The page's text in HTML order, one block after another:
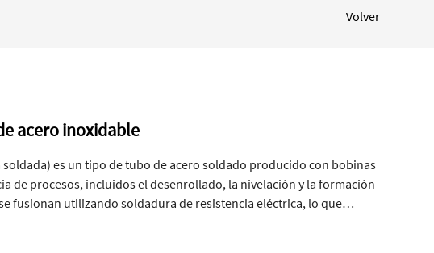
Volver
acero inoxidable
es un tipo de tubo de acero soldado producido con bobinas
de procesos, incluidos el desenrollado, la nivelación y la formación
fusionan utilizando soldadura de resistencia eléctrica, lo que